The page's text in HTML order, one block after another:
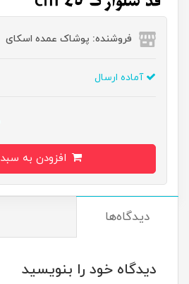
فروشنده: پوشاک عمده اسکای
آماده ارسال
دیدگاه‌ها
دیدگاه خود را بنویسید